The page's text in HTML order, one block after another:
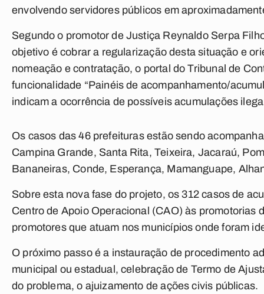
envolvendo servidores públicos em
Segundo o promotor de Justiça Reynaldo Serpa
objetivo é cobrar a regularização desta situação e
nomeação e contratação, o portal do Tribunal de
funcionalidade “Painéis de acompanhamento/
indicam a ocorrência de possíveis acumulações
Os casos das 46 prefeituras estão sendo
Campina Grande, Santa Rita, Teixeira, Jacaraú,
Bananeiras, Conde, Esperança, Mamanguape,
Sobre esta nova fase do projeto, os 312 casos de
Centro de Apoio Operacional (CAO) às promotorias
promotores que atuam nos municípios onde foram
O próximo passo é a instauração de procedimento
municipal ou estadual, celebração de Termo de
do problema, o ajuizamento de ações civis públicas.